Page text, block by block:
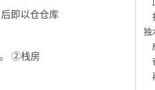
即以仓仓库
②栈房
独